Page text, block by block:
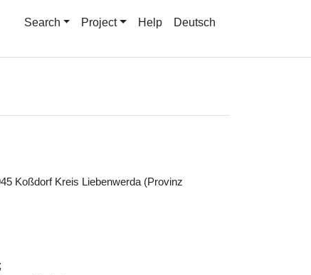
Search Project Help Deutsch
Koßdorf Kreis Liebenwerda (Provinz